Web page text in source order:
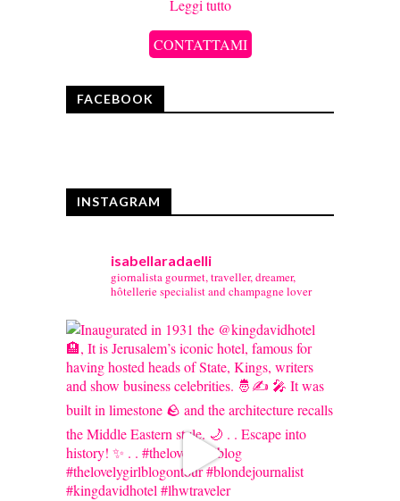
Leggi tutto
CONTATTAMI
FACEBOOK
INSTAGRAM
isabellaradaelli
giornalista gourmet, traveller, dreamer,
hôtellerie specialist and champagne lover